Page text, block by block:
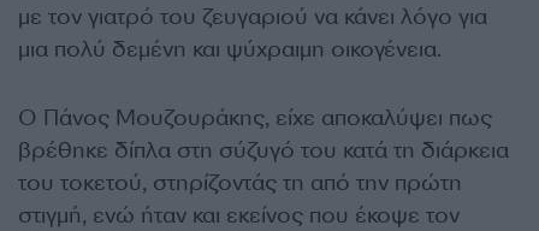
με τον γιατρό του ζευγαριού να κάνει λόγο για
μια πολύ δεμένη και ψύχραιμη οικογένεια.
Ο Πάνος Μουζουράκης, είχε αποκαλύψει πως
βρέθηκε δίπλα στη σύζυγό του κατά τη διάρκεια
του τοκετού, στηρίζοντάς τη από την πρώτη
στιγμή, ενώ ήταν και εκείνος που έκοψε τον